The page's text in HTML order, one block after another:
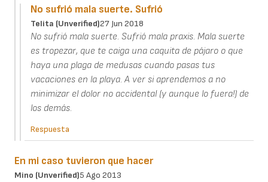
No sufrió mala suerte. Sufrió
Telita (unverified)27 Jun 2018
No sufrió mala suerte. Sufrió mala praxis. Mala suerte
es tropezar, que te caiga una caquita de pájaro o que
haya una plaga de medusas cuando pasas tus
vacaciones en la playa. A ver si aprendemos a no
minimizar el dolor no accidental (y aunque lo fuera!) de
los demás.
Respuesta
En mi caso tuvieron que hacer
Mino (unverified)5 Ago 2013